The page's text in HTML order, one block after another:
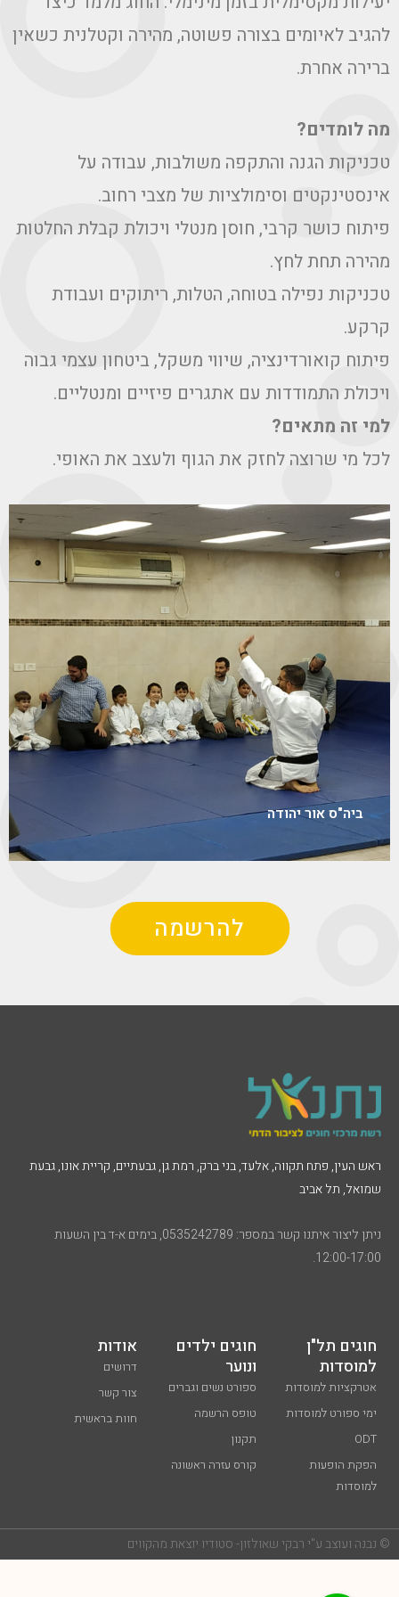
לאיומים בצורה פשוטה, מהירה וקטלנית כשאין
אחרת.
לומדים?
הגנה והתקפה משולבות, עבודה על
וסימולציות של מצבי רחוב.
כושר קרבי, חוסן מנטלי ויכולת קבלת החלטות
תחת לחץ.
נפילה בטוחה, הטלות, ריתוקים ועבודת
קואורדינציה, שיווי משקל, ביטחון עצמי גבוה
התמודדות עם אתגרים פיזיים ומנטליים.
זה מתאים?
מי שרוצה לחזק את הגוף ולעצב את האופי.
ביה"ס אור יהודה
להרשמה
העין, פתח תקווה, אלעד, בני ברק, רמת גן, גבעתיים, קריית אונו, גבעת
תל אביב
ניתן ליצור איתנו קשר במספר: 0535242789, בימים א-ד בין השעות
12:00-
חוגים תל"ן
למוסדות
אטרקציות למוסדות
ימי ספורט למוסדות
ODT
הפקת הופעות
למוסדות
חוגים ילדים
ונוער
ספורט נשים וגברים
טופס הרשמה
תקנון
קורס עזרה ראשונה
אודות
דרושים
צור קשר
חוות בראשית
ועוצב ע"י רבקי שאולזון- סטודיו יוצאת מהקווים